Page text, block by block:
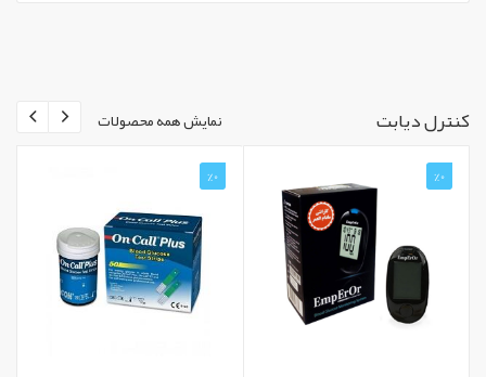
نمایش همه محصولات کنترل دیابت
%0
%0